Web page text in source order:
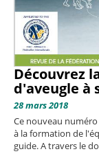
Découvrez
d'aveugle à
28 mars 2018
Ce nouveau
à la formation de
guide. A travers le